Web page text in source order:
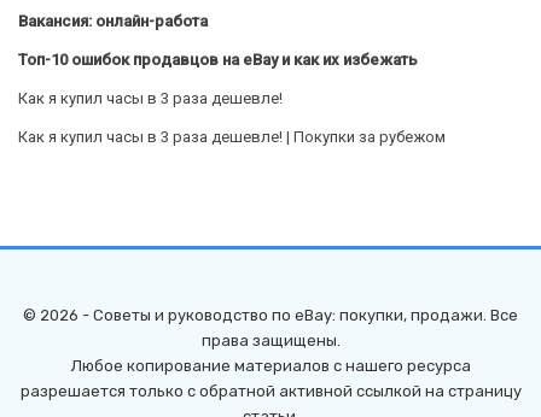
Вакансия: онлайн-работа
Топ-10 ошибок продавцов на eBay и как их избежать
Как я купил часы в 3 раза дешевле!
Как я купил часы в 3 раза дешевле! | Покупки за рубежом
© 2026 - Советы и руководство по eBay: покупки, продажи. Все
права защищены.
Любое копирование материалов с нашего ресурса
разрешается только с обратной активной ссылкой на страницу